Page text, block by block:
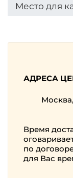
Место для
АДРЕСА
Время
по
для Вас